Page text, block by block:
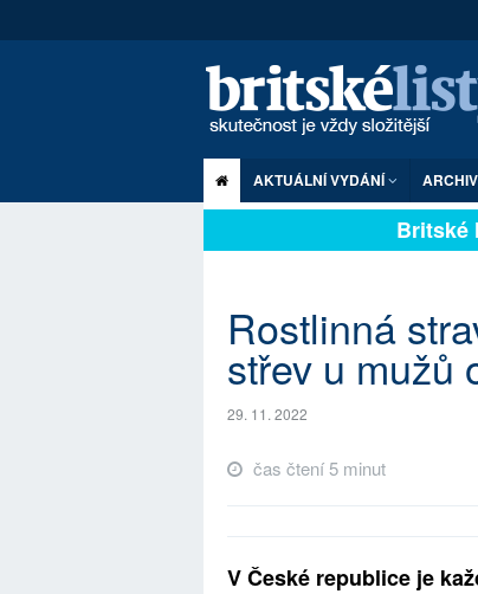
AKTUÁLNÍ VYDÁNÍ ARCHIV
Britské
Rostlinná
střev u mužů
29. 11. 2022
čas čtení 5 minut
V České republice je